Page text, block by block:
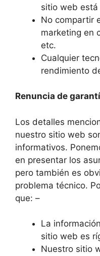
sitio web
No compartir
marketing en
etc.
Cualquier
rendimiento
Renuncia de
Los detalles
nuestro sitio web
informativos.
en presentar los
pero también es
problema técnico.
que: –
La
sitio web es
Nuestro sitio